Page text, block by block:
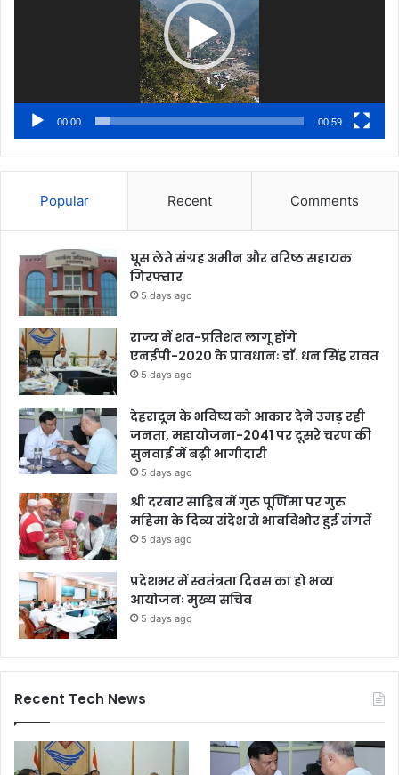
00:00 00:59
Popular Recent Comments
घूस लेते संग्रह अमीन और वरिष्ठ सहायक
गिरफ्तार
5 days ago
राज्य में शत-प्रतिशत लागू होंगे
एनईपी-2020 के प्रावधानः डाॅ. धन सिंह रावत
5 days ago
देहरादून के भविष्य को आकार देने उमड़ रही
जनता, महायोजना-2041 पर दूसरे चरण की
सुनवाई में बढ़ी भागीदारी
5 days ago
श्री दरबार साहिब में गुरु पूर्णिमा पर गुरु
महिमा के दिव्य संदेश से भावविभोर हुई संगतें
5 days ago
प्रदेशभर में स्वतंत्रता दिवस का हो भव्य
आयोजनः मुख्य सचिव
5 days ago
Recent Tech News